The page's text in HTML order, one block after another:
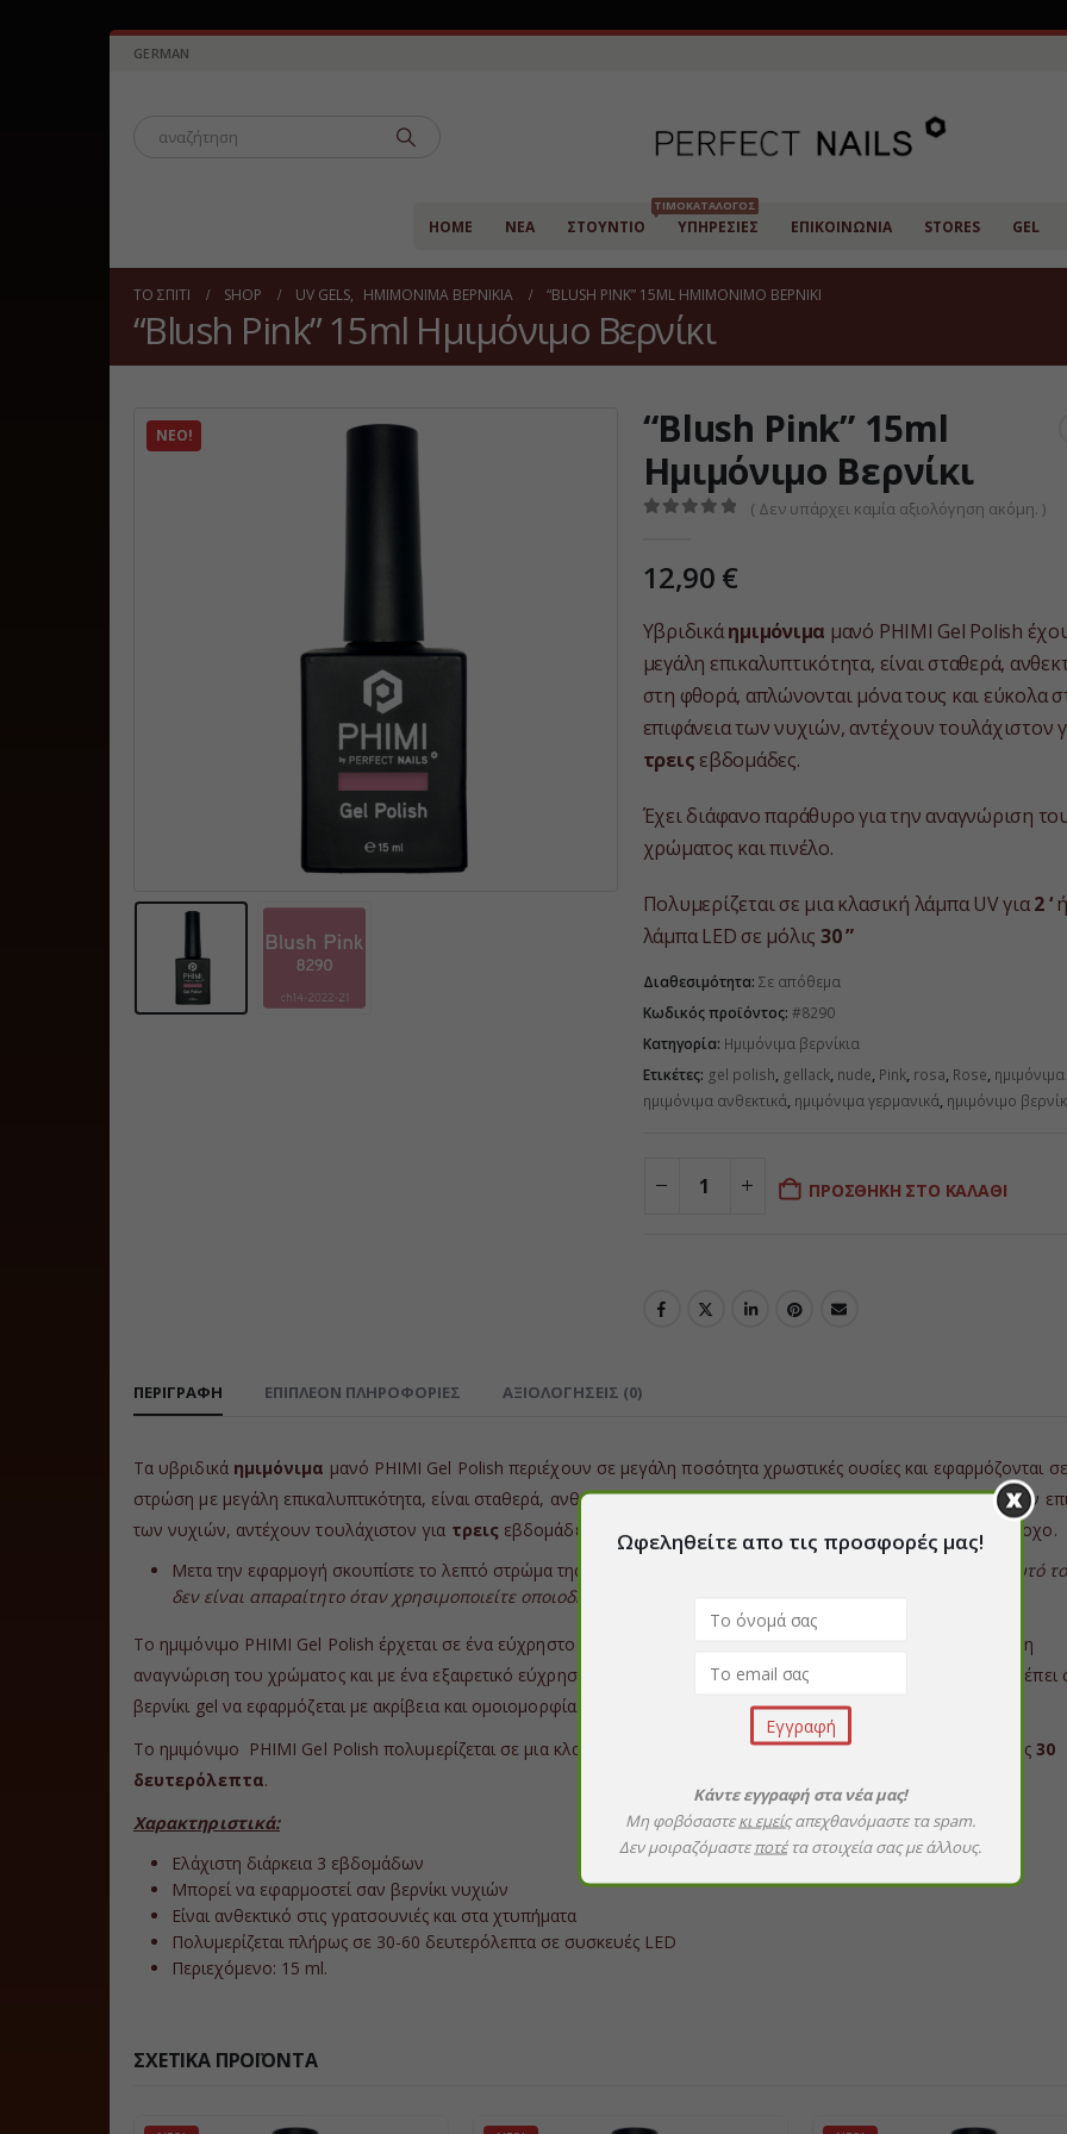
GERMAN
HOME ΝΈΑ ΣΤΟΎΝΤΙΟ ΥΠΗΡΕΣΊΕΣ
ΤΙΜΟΚΑΤΆΛΟΓΟΣ
ΕΠΙΚΟΙΝΩΝΊΑ STORES GEL
ΤΟ ΣΠΊΤΙ SHOP UV GELS, ΗΜΙΜΌΝΙΜΑ ΒΕΡΝΊΚΙΑ “BLUSH PINK” 15ML ΗΜΙΜΌΝΙΜΟ ΒΕΡΝΊΚΙ
“Blush Pink” 15ml Ημιμόνιμο Βερνίκι
ΝΈΟ!
“Blush Pink” 15ml
Ημιμόνιμο Βερνίκι
( Δεν υπάρχει καμία αξιολόγηση ακόμη. )
12,90 €
Υβριδικάημιμόνιμα μανό PHIMI Gel Polish
μεγάλη επικαλυπτικότητα, είναι σταθερά,
στη φθορά, απλώνονται μόνα τους και εύκολα
επιφάνεια των νυχιών, αντέχουν τουλάχιστον
τρεις εβδομάδες.
Έχει διάφανο παράθυρο για την αναγνώριση
χρώματος και πινέλο.
Πολυμερίζεται σε μια κλασική λάμπα UV για2 ‘
λάμπα LED σε μόλις 30 ”
Διαθεσιμότητα: Σε απόθεμα
Κωδικός προϊόντος: #8290
Κατηγορία: Ημιμόνιμα βερνίκια
Ετικέτες: gel polish, gellack, nude, Pink, rosa, Rose,
ημιμόνιμα ανθεκτικά, ημιμόνιμα γερμανικά, ημιμόνιμο
ΠΡΟΣΘΉΚΗ ΣΤΟ ΚΑΛΆΘΙ
ΠΕΡΙΓΡΑΦΉ ΕΠΙΠΛΈΟΝ ΠΛΗΡΟΦΟΡΊΕΣ ΑΞΙΟΛΟΓΉΣΕΙΣ (0)
Τα υβριδικά ημιμόνιμα μανό PHIMI Gel Polish περιέχουν σε μεγάλη ποσότητα χρωστικές ουσίες και εφαρμόζονται
στρώση με μεγάλη επικαλυπτικότητα, είναι σταθερά, ανθεκτικά στη φθορά, απλώνονται μόνα τους και εύκολα στην
των νυχιών, αντέχουν τουλάχιστον για τρεις εβδομάδες μετά την εφαρμογή και αφαιρούνται με ασετόν ή με τροχο.
Μετα την εφαρμογή σκουπίστε το λεπτό στρώμα της κολλώδους ουσίας που έχει μείνει με το Gel Cleaner (
αυτό
δεν είναι απαραίτητο όταν χρησιμοποιείτε οποιοδήποτε Top Coat
Το ημιμόνιμο PHIMI Gel Polish έρχεται σε ένα εύχρηστο μπουκάλι με διακριτικό διάφανο παράθυρο για την άμεση
αναγνώριση του χρώματος και με ένα εξαιρετικό εύχρηστο πινέλο. Το ειδικά σχεδιασμένο από εμάς πινέλο επιτρέπει
βερνίκι gel να εφαρμόζεται με ακρίβεια και ομοιομορφία.
Το ημιμόνιμο PHIMI Gel Polish πολυμερίζεται σε μια κλασική λάμπα UV για
2 λεπτάή σε μια λάμπα LED σε μόλις 30
δευτερόλεπτα.
Χαρακτηριστικά:
Ελάχιστη διάρκεια 3 εβδομάδων
Μπορεί να εφαρμοστεί σαν βερνίκι νυχιών
Είναι ανθεκτικό στις γρατσουνιές και στα χτυπήματα
Πολυμερίζεται πλήρως σε 30-60 δευτερόλεπτα σε συσκευές LED
Περιεχόμενο: 15 ml.
ΣΧΕΤΙΚΆ ΠΡΟΪΌΝΤΑ
Ωφεληθείτε απο τις προσφορές μας!
Κάντε εγγραφή στα νέα μας!
Μη φοβόσαστεκι εμείςαπεχθανόμαστε τα spam.
Δεν μοιραζόμαστε ποτέτα στοιχεία σας με άλλους.